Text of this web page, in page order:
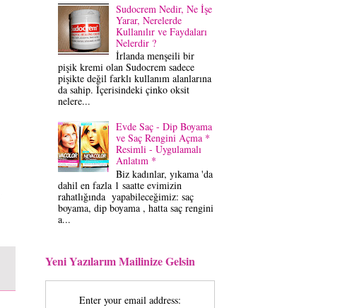
Sudocrem Nedir, Ne İşe
Yarar, Nerelerde
Kullanılır ve Faydaları
Nelerdir ?
İrlanda menşeili bir
pişik kremi olan Sudocrem sadece
pişikte değil farklı kullanım alanlarına
da sahip. İçerisindeki çinko oksit
nelere...
Evde Saç - Dip Boyama
ve Saç Rengini Açma *
Resimli - Uygulamalı
Anlatım *
Biz kadınlar, yıkama 'da
dahil en fazla 1 saatte evimizin
rahatlığında yapabileceğimiz: saç
boyama, dip boyama , hatta saç rengini
a...
Yeni Yazılarım Mailinize Gelsin
Enter your email address: